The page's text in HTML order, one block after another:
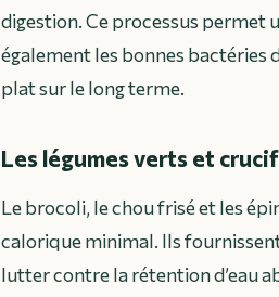
digestion. Ce processus permet
également les bonnes
plat sur le long terme.
Les légumes verts et
Le brocoli, le chou frisé et les
calorique minimal. Ils
lutter contre la rétention d’eau